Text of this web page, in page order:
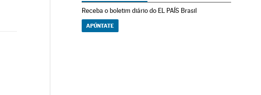
Receba o boletim diário do EL PAÍS Brasil
APÚNTATE